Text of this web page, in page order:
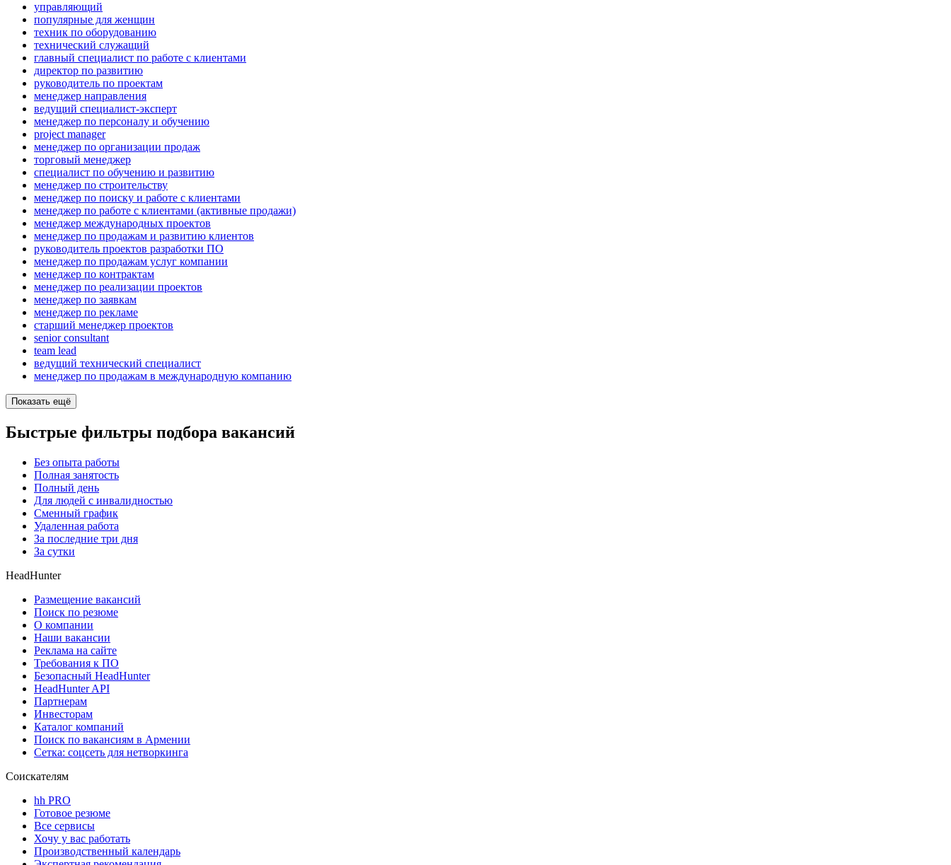
управляющий
популярные для женщин
техник по оборудованию
технический служащий
главный специалист по работе с клиентами
директор по развитию
руководитель по проектам
менеджер направления
ведущий специалист-эксперт
менеджер по персоналу и обучению
project manager
менеджер по организации продаж
торговый менеджер
специалист по обучению и развитию
менеджер по строительству
менеджер по поиску и работе с клиентами
менеджер по работе с клиентами (активные продажи)
менеджер международных проектов
менеджер по продажам и развитию клиентов
руководитель проектов разработки ПО
менеджер по продажам услуг компании
менеджер по контрактам
менеджер по реализации проектов
менеджер по заявкам
менеджер по рекламе
старший менеджер проектов
senior consultant
team lead
ведущий технический специалист
менеджер по продажам в международную компанию
Показать ещё
Быстрые фильтры подбора вакансий
Без опыта работы
Полная занятость
Полный день
Для людей с инвалидностью
Сменный график
Удаленная работа
За последние три дня
За сутки
HeadHunter
Размещение вакансий
Поиск по резюме
О компании
Наши вакансии
Реклама на сайте
Требования к ПО
Безопасный HeadHunter
HeadHunter API
Партнерам
Инвесторам
Каталог компаний
Поиск по вакансиям в Армении
Сетка: соцсеть для нетворкинга
Соискателям
hh PRO
Готовое резюме
Все сервисы
Хочу у вас работать
Производственный календарь